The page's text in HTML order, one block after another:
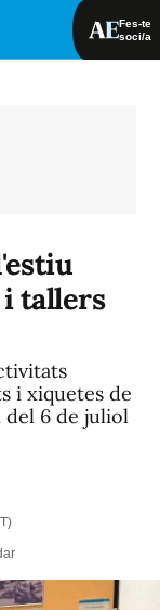
Fes-te
soci/a
i tallers
i xiquetes de
del 6 de juliol